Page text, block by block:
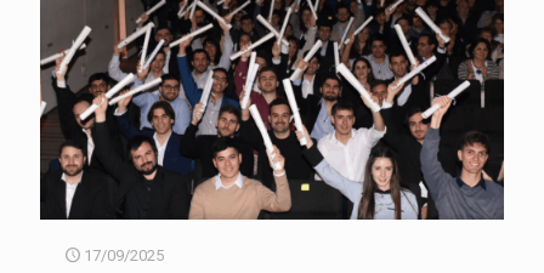
17/09/2025